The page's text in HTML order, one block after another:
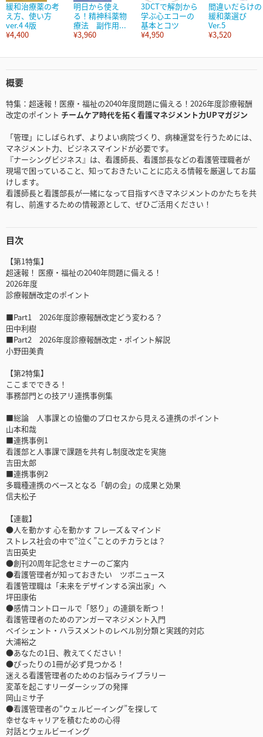
緩和治療薬の考
え方、使い方
ver.4 4版
¥4,400
明日から使え
る！精神科薬物
療法 副作用...
¥3,960
3DCTで解剖から
学ぶ心エコーの
基本とコツ
¥4,950
間違いだらけの
緩和薬選び
Ver.5
¥3,520
概要
特集：超速報！医療・福祉の2040年度問題に備える！2026年度診療報酬
改定のポイント チームケア時代を拓く看護マネジメント力UPマガジン
「管理」にしばられず、よりよい病院づくり、病棟運営を行うためには、
マネジメント力、ビジネスマインドが必要です。
『ナーシングビジネス』は、看護師長、看護部長などの看護管理職者が
現場で困っていること、知っておきたいことに応える情報を厳選してお届
けします。
看護師長と看護部長が一緒になって目指すべきマネジメントのかたちを共
有し、前進するための情報源として、ぜひご活用ください！
目次
【第1特集】
超速報！ 医療・福祉の2040年問題に備える！
2026年度
診療報酬改定のポイント
■Part1 2026年度診療報酬改定どう変わる？
田中利樹
■Part2 2026年度診療報酬改定・ポイント解説
小野田美貴
【第2特集】
ここまでできる！
事務部門との技アリ連携事例集
■総論 人事課との協働のプロセスから見える連携のポイント
山本和哉
■連携事例1
看護部と人事課で課題を共有し制度改定を実施
吉田太郎
■連携事例2
多職種連携のベースとなる「朝の会」の成果と効果
信夫松子
【連載】
●人を動かす 心を動かす フレーズ＆マインド
ストレス社会の中で“泣く”ことのチカラとは？
吉田英史
●創刊20周年記念セミナーのご案内
●看護管理者が知っておきたい ツボニュース
看護管理職は「未来をデザインする演出家」へ
坪田康佑
●感情コントロールで「怒り」の連鎖を断つ！
看護管理者のためのアンガーマネジメント入門
ペイシェント・ハラスメントのレベル別分類と実践的対応
大浦裕之
●あなたの1日、教えてください！
●ぴったりの1冊が必ず見つかる！
迷える看護管理者のためのお悩みライブラリー
変革を起こすリーダーシップの発揮
岡山ミサ子
●看護管理者の“ウェルビーイング”を探して
幸せなキャリアを積むための心得
対話とウェルビーイング